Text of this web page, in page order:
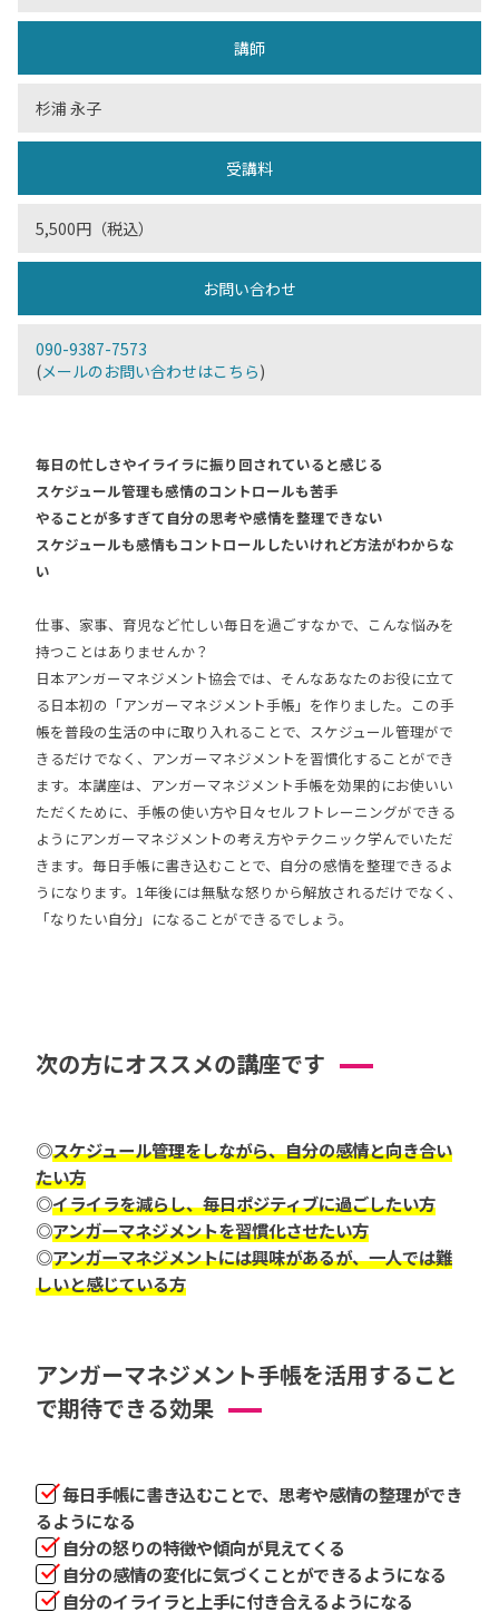
講師
杉浦 永子
受講料
5,500円（税込）
お問い合わせ
090-9387-7573
(メールのお問い合わせはこちら)
毎日の忙しさやイライラに振り回されていると感じる
スケジュール管理も感情のコントロールも苦手
やることが多すぎて自分の思考や感情を整理できない
スケジュールも感情もコントロールしたいけれど方法がわからな
い
仕事、家事、育児など忙しい毎日を過ごすなかで、こんな悩みを
持つことはありませんか？
日本アンガーマネジメント協会では、そんなあなたのお役に立て
る日本初の「アンガーマネジメント手帳」を作りました。この手
帳を普段の生活の中に取り入れることで、スケジュール管理がで
きるだけでなく、アンガーマネジメントを習慣化することができ
ます。本講座は、アンガーマネジメント手帳を効果的にお使いい
ただくために、手帳の使い方や日々セルフトレーニングができる
ようにアンガーマネジメントの考え方やテクニック学んでいただ
きます。毎日手帳に書き込むことで、自分の感情を整理できるよ
うになります。1年後には無駄な怒りから解放されるだけでなく、
「なりたい自分」になることができるでしょう。
次の方にオススメの講座です
◎スケジュール管理をしながら、自分の感情と向き合い
たい方
◎イライラを減らし、毎日ポジティブに過ごしたい方
◎アンガーマネジメントを習慣化させたい方
◎アンガーマネジメントには興味があるが、一人では難
しいと感じている方
アンガーマネジメント手帳を活用すること
で期待できる効果
毎日手帳に書き込むことで、思考や感情の整理ができ
るようになる
自分の怒りの特徴や傾向が見えてくる
自分の感情の変化に気づくことができるようになる
自分のイライラと上手に付き合えるようになる